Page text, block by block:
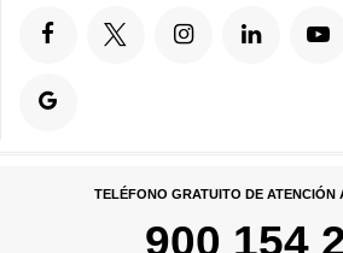
TELÉFONO GRATUITO DE ATENCIÓN
900 154